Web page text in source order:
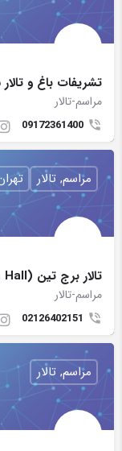
تشریفات باغ و
مراسم-تالار
09172361400
تالار برج تین (Tin Hall)
مراسم-تالار
02126402151
مراسم, تالار
مراسم, تالار